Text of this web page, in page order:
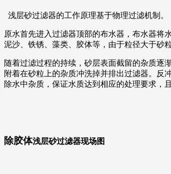
浅层砂过滤器的工作原理基于物理过滤机制。
原水首先进入过滤器顶部的布水器，布水器将
泥沙、铁锈、藻类、胶体等，由于粒径大于砂
随着过滤过程的持续，砂层表面截留的杂质逐
附着在砂粒上的杂质冲洗掉并排出过滤器。反
除水中杂质，保证水质达到相应的处理要求，
除胶体浅层砂过滤器现场图